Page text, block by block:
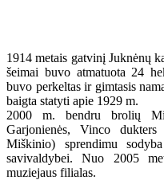
1914 metais gatvinį Juknėnų
šeimai buvo atmatuota 24
buvo perkeltas ir gimtasis
baigta statyti apie 1929 m.
2000 m. bendru brolių
Garjonienės, Vinco
Miškinio) sprendimu
savivaldybei. Nuo 2005
muziejaus filialas.